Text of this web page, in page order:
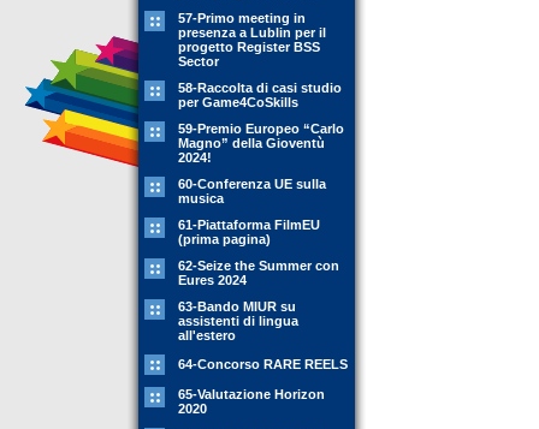
57-Primo meeting in
presenza a Lublin per il
progetto Register BSS
Sector
58-Raccolta di casi studio
per Game4CoSkills
59-Premio Europeo “Carlo
Magno” della Gioventù
2024!
60-Conferenza UE sulla
musica
61-Piattaforma FilmEU
(prima pagina)
62-Seize the Summer con
Eures 2024
63-Bando MIUR su
assistenti di lingua
all'estero
64-Concorso RARE REELS
65-Valutazione Horizon
2020